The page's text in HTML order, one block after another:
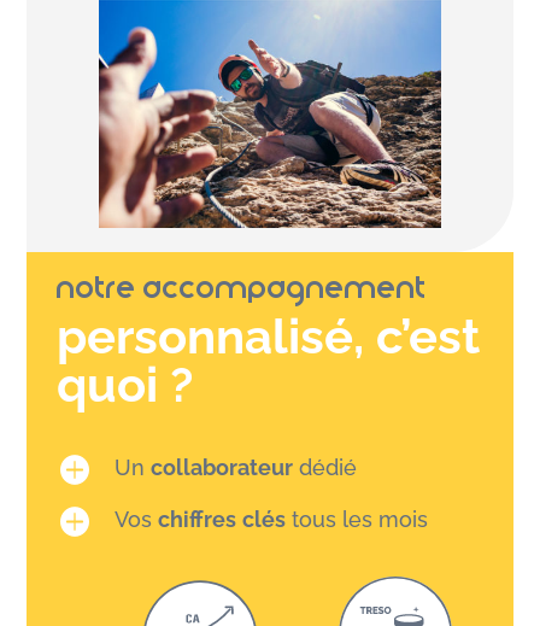
Notre accompagnement
personnalisé, c’est
quoi ?
 Un collaborateurdédié
 Vos chiffres cléstous les mois